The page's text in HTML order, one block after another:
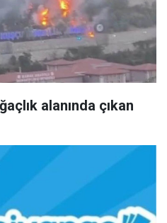
alanında çıkan